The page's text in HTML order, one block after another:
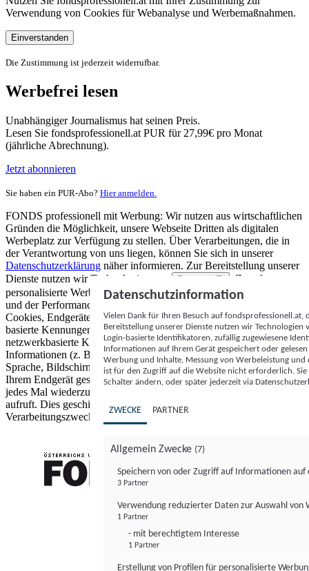
Verwendung von Cookies für Webanalyse und Werbemaßnahmen.
Einverstanden
Die Zustimmung ist jederzeit widerrufbar.
Werbefrei lesen
Unabhängiger Journalismus hat seinen Preis.
Lesen Sie fondsprofessionell.at PUR für 27,99€ pro Monat
(jährliche Abrechnung).
Jetzt abonnieren
Sie haben ein PUR-Abo? Hier anmelden.
FONDS professionell mit Werbung: Wir nutzen aus wirtschaftlichen
Gründen die Möglichkeit, unsere Webseite Dritten als digitalen
Werbeplatz zur Verfügung zu stellen. Über Verarbeitungen, die in
der Verantwortung von uns liegen, können Sie sich in unserer
Datenschutzerklärung näher informieren. Zur Bereitstellung unserer
Dienste nutzen wir Technologien von
Partnern (5)
. Zwecke:
personalisierte Werbung und Inhalte, Messung von Werbeleistung
und der Performance von Inhalten sowie Zielgruppenforschung.
Cookies, Endgeräte- oder ähnliche Online-Kennungen (z. B. login-
basierte Kennungen, zufällig generierte Kennungen,
netzwerkbasierte Kennungen) können zusammen mit anderen
Informationen (z. B. Browsertyp und Browserinformationen,
Sprache, Bildschirmgröße, unterstützte Technologien usw.) auf
Ihrem Endgerät gespeichert oder von dort ausgelesen werden, um es
jedes Mal wiederzuerkennen, wenn es eine App oder einer Webseite
aufruft. Dies geschieht für einen oder mehrere der hier aufgeführten
Verarbeitungszwecke.
Datenschutzinformation
Vielen Dank für Ihren Besuch auf
Bereitstellung unserer Dienste nutzen wir Technologien
Login-basierte Identifikatoren, zufällig zugewiesene
Informationen auf Ihrem Gerät gespeichert oder
Werbung und Inhalte, Messung von Werbeleistung
ist für den Zugriff auf die Website nicht erforderlich.
Schalter ändern, oder später jederzeit via
ZWECKE PARTNER
Allgemein Zwecke (7)
Speichern von oder Zugriff auf Informationen auf
3 Partner
Verwendung reduzierter Daten zur Auswahl von
1 Partner
- mit berechtigtem Interesse
1 Partner
Erstellung von Profilen für personalisierte
FONDS professionell